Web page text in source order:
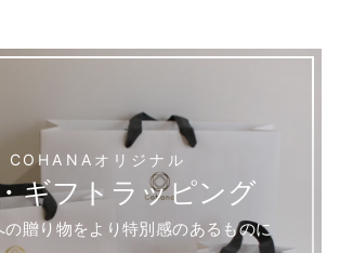
COHANAオリジナル
ギフトラッピング
の贈り物をより特別感のあるものに